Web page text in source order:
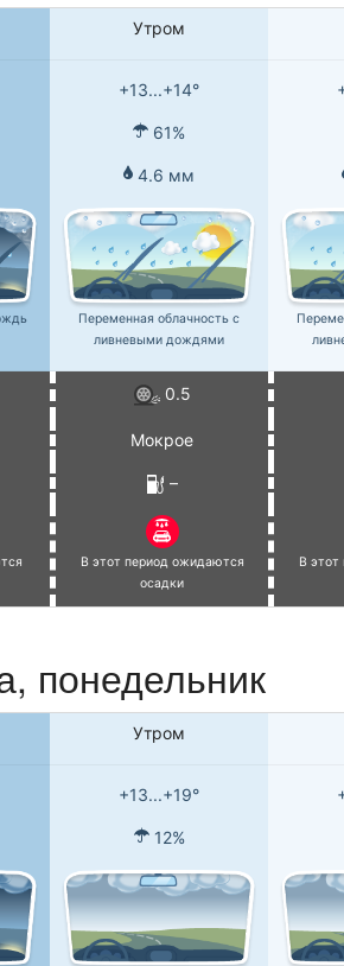
Утром
+13...+14°
61%
4.6 мм
Переменная облачность с
ливневыми дождями
0.5
Мокрое
–
В этот период ожидаются
осадки
В
понедельник
Утром
+13...+19°
12%